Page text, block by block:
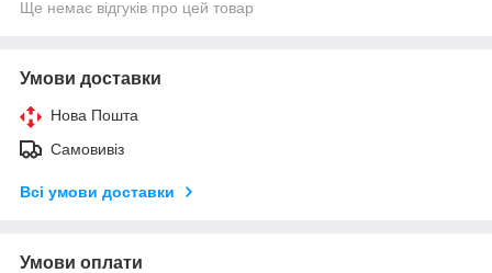
Ще немає відгуків про цей товар
Умови доставки
Нова Пошта
Самовивіз
Всі умови доставки
Умови оплати